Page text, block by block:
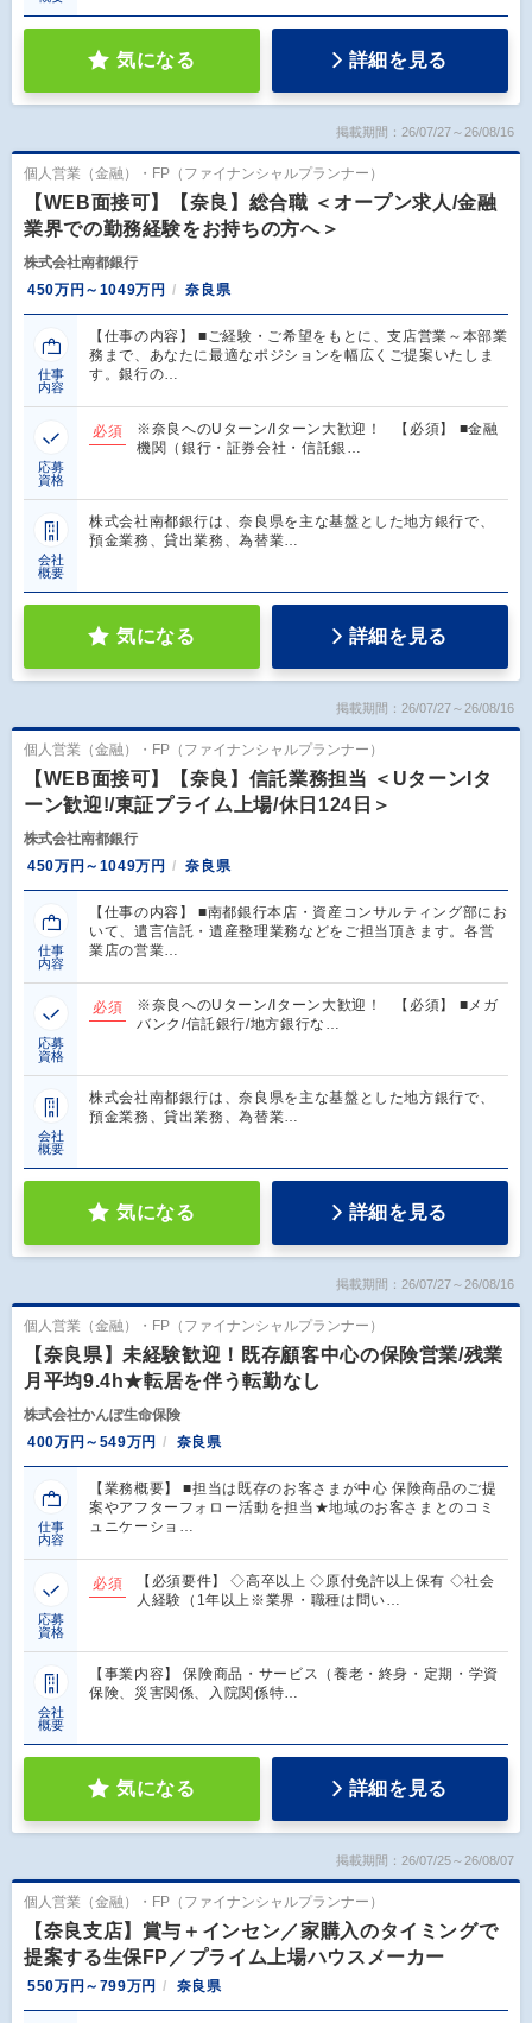
気になる 詳細を見る
掲載期間：26/07/27～26/08/16
個人営業（金融）・FP（ファイナンシャルプランナー）
【WEB面接可】【奈良】総合職 ＜オープン求人/金融
業界での勤務経験をお持ちの方へ＞
株式会社南都銀行
450万円～1049万円
奈良県
仕事
内容
【仕事の内容】 ■ご経験・ご希望をもとに、支店営業～本部業
務まで、あなたに最適なポジションを幅広くご提案いたしま
す。銀行の…
応募
資格
必須
※奈良へのUターン/Iターン大歓迎！ 【必須】 ■金融
機関（銀行・証券会社・信託銀…
会社
概要
株式会社南都銀行は、奈良県を主な基盤とした地方銀行で、
預金業務、貸出業務、為替業…
気になる 詳細を見る
掲載期間：26/07/27～26/08/16
個人営業（金融）・FP（ファイナンシャルプランナー）
【WEB面接可】【奈良】信託業務担当 ＜UターンIタ
ーン歓迎!/東証プライム上場/休日124日＞
株式会社南都銀行
450万円～1049万円
奈良県
仕事
内容
【仕事の内容】 ■南都銀行本店・資産コンサルティング部にお
いて、遺言信託・遺産整理業務などをご担当頂きます。各営
業店の営業…
応募
資格
必須
※奈良へのUターン/Iターン大歓迎！ 【必須】 ■メガ
バンク/信託銀行/地方銀行な…
会社
概要
株式会社南都銀行は、奈良県を主な基盤とした地方銀行で、
預金業務、貸出業務、為替業…
気になる 詳細を見る
掲載期間：26/07/27～26/08/16
個人営業（金融）・FP（ファイナンシャルプランナー）
【奈良県】未経験歓迎！既存顧客中心の保険営業/残業
月平均9.4h★転居を伴う転勤なし
株式会社かんぽ生命保険
400万円～549万円
奈良県
仕事
内容
【業務概要】 ■担当は既存のお客さまが中心 保険商品のご提
案やアフターフォロー活動を担当★地域のお客さまとのコミ
ュニケーショ…
応募
資格
必須
【必須要件】 ◇高卒以上 ◇原付免許以上保有 ◇社会
人経験（1年以上※業界・職種は問い…
会社
概要
【事業内容】 保険商品・サービス（養老・終身・定期・学資
保険、災害関係、入院関係特…
気になる 詳細を見る
掲載期間：26/07/25～26/08/07
個人営業（金融）・FP（ファイナンシャルプランナー）
【奈良支店】賞与＋インセン／家購入のタイミングで
提案する生保FP／プライム上場ハウスメーカー
550万円～799万円 奈良県